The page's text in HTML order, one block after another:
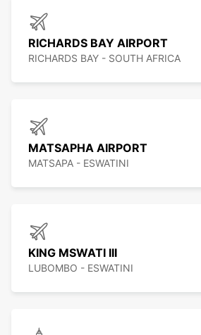
RICHARDS BAY AIRPORT
RICHARDS BAY - SOUTH AFRICA
MATSAPHA AIRPORT
MATSAPA - ESWATINI
KING MSWATI III
LUBOMBO - ESWATINI